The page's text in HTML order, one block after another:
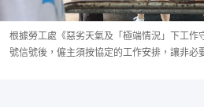
根據勞工處《惡劣天氣及「極端情況」下工作
號信號後，僱主須按協定的工作安排，讓非必